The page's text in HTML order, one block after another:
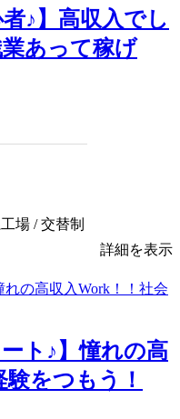
♪】高収入でし
あって稼げ
場 / 交替制
詳細を表示
ト♪】憧れの高
をつもう！